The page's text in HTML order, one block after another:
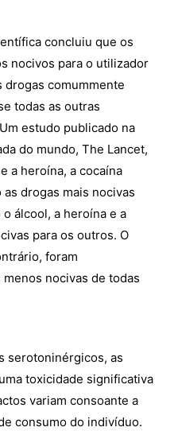
concluiu que os
nocivos para o utilizador
drogas comummente
todas as outras
estudo publicado na
do mundo, The Lancet,
a heroína, a cocaína
drogas mais nocivas
álcool, a heroína e a
para os outros. O
foram
nocivas de todas
serotoninérgicos, as
toxicidade significativa
variam consoante a
consumo do indivíduo.